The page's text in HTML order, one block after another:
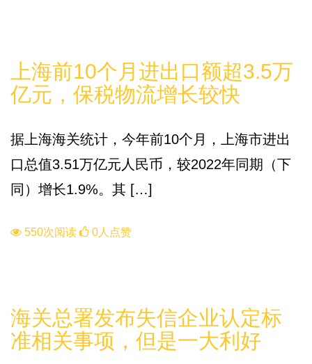
上海前10个月进出口额超3.5万
亿元，保税物流增长较快
据上海海关统计，今年前10个月，上海市进出
口总值3.51万亿元人民币，较2022年同期（下
同）增长1.9%。其 […]
550次阅读 0人点赞
海关总署发布失信企业认定标
准相关事项，但是一大利好